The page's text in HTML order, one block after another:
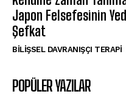
Japon Felsefesinin
Şefkat
BILIŞSEL DAVRANIŞÇI TERAPI
POPÜLER YAZILAR